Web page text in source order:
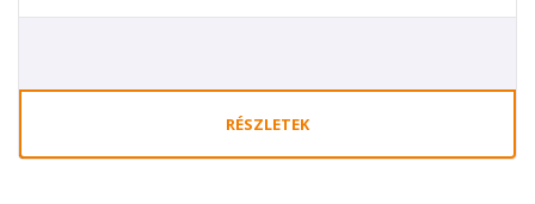
RÉSZLETEK